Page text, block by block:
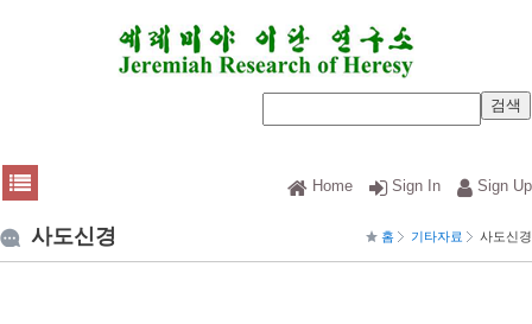
Home Sign In Sign Up
사도신경 홈 기타자료 사도신경